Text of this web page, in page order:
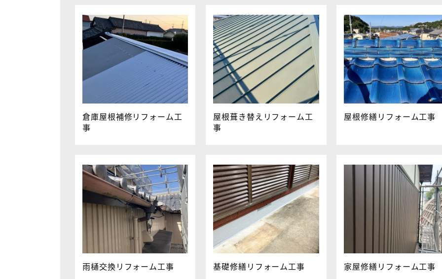
倉庫屋根補修リフォーム工
事
屋根葺き替えリフォーム工
事
屋根修繕リフォーム工事
雨樋交換リフォーム工事 基礎修繕リフォーム工事 家屋修繕リフォーム工事